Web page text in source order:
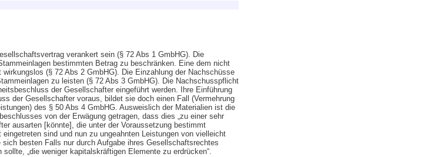
verankert sein (§ 72 Abs 1 GmbHG). Die
bestimmten Betrag zu beschränken. Eine dem nicht
(§ 72 Abs 2 GmbHG). Die Einzahlung der Nachschüsse
zu leisten (§ 72 Abs 3 GmbHG). Die Nachschusspflicht
der Gesellschafter eingeführt werden. Ihre Einführung
der Gesellschafter voraus, bildet sie doch einen Fall (Vermehrung
des § 50 Abs 4 GmbHG. Ausweislich der Materialien ist die
von der Erwägung getragen, dass dies „zu einer sehr
ausarten [könnte], die unter der Voraussetzung bestimmt
sind und nun zu ungeahnten Leistungen von vielleicht
besten Falls nur durch Aufgabe ihres Gesellschaftsrechtes
„die weniger kapitalskräftigen Elemente zu erdrücken“.